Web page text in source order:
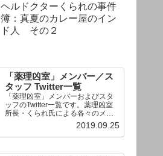
ヘルドクターくられの事件
簿：真夏のカレー屋のイン
ド人 その２
「薬理凶室」メンバー／ス
タッフ Twitter一覧
「薬理凶室」メンバーおよびスタ
ッフのTwitter一覧です。薬理凶室
所長・くられ氏による各々のメン
バーの一言紹介付き。Twitterへの
リンクの下にあるフォローボタン
を押すとそのままフォローできま
2019.09.25